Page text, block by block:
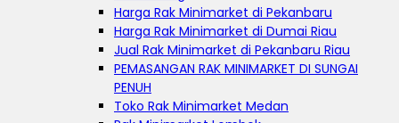
Harga Rak Minimarket di Pekanbaru
Harga Rak Minimarket di Dumai Riau
Jual Rak Minimarket di Pekanbaru Riau
PEMASANGAN RAK MINIMARKET DI SUNGAI
PENUH
Toko Rak Minimarket Medan